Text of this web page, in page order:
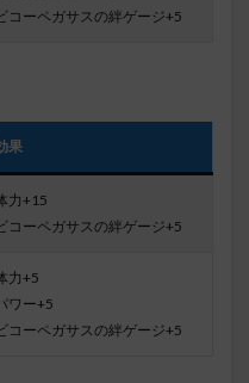
コーペガサスの絆ゲージ+5
果
力+15
コーペガサスの絆ゲージ+5
力+5
ワー+5
コーペガサスの絆ゲージ+5